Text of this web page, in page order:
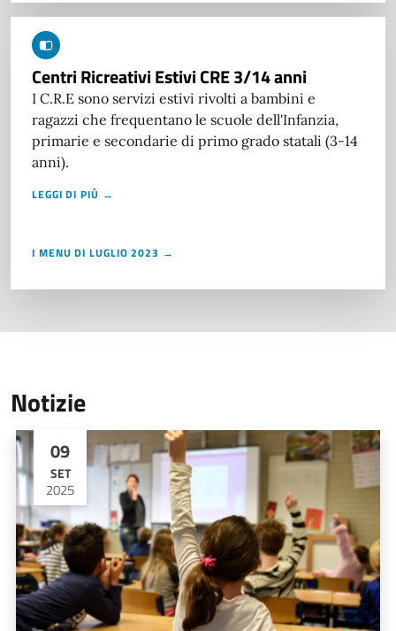
Centri Ricreativi Estivi CRE 3/14 anni
I C.R.E sono servizi estivi rivolti a bambini e
ragazzi che frequentano le scuole dell'Infanzia,
primarie e secondarie di primo grado statali (3-14
anni).
LEGGI DI PIÙ →
I MENU DI LUGLIO 2023 →
Notizie
09
SET
2025